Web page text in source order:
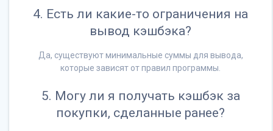
4. Есть ли какие-то ограничения на
вывод кэшбэка?
Да, существуют минимальные суммы для вывода,
которые зависят от правил программы.
5. Могу ли я получать кэшбэк за
покупки, сделанные ранее?